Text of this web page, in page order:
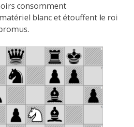
consomment
blanc et étouffent le roi